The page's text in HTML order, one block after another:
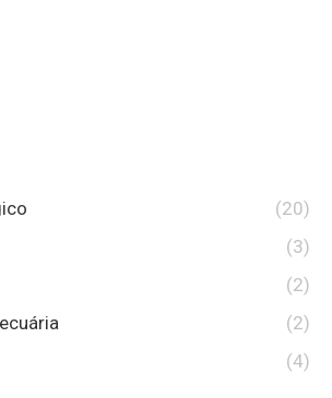
(20)
(3)
(2)
(2)
(4)